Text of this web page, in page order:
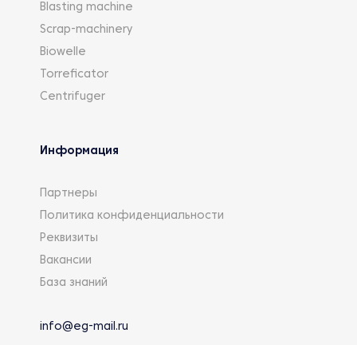
Blasting machine
Scrap-machinery
Biowelle
Torreficator
Centrifuger
Информация
Партнеры
Политика конфиденциальности
Реквизиты
Вакансии
База знаний
info@eg-mail.ru